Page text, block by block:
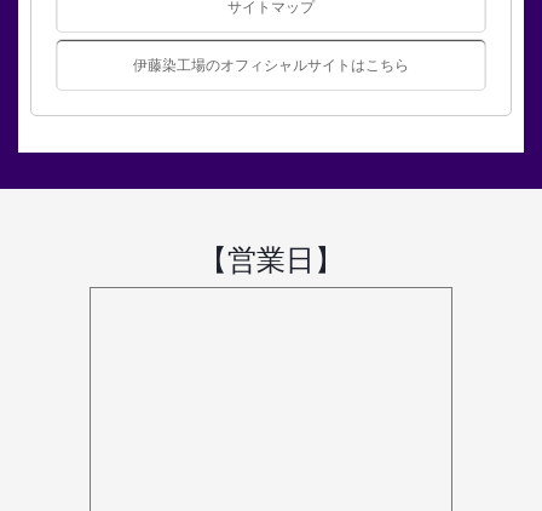
サイトマップ
伊藤染工場のオフィシャルサイトはこちら
【営業日】